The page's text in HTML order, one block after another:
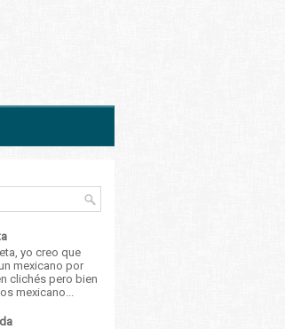
yo creo que
mexicano por
clichés pero bien
mexicano...